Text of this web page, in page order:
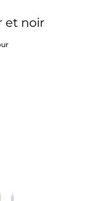
et noir